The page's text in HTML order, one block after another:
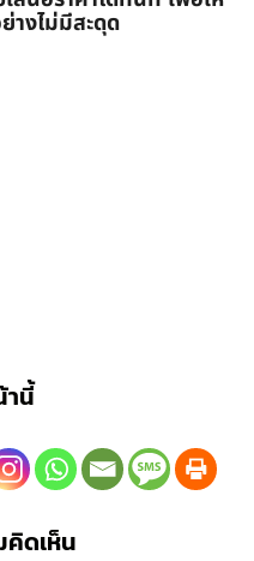
างไม่มีสะดุด
านี้
ดเห็น